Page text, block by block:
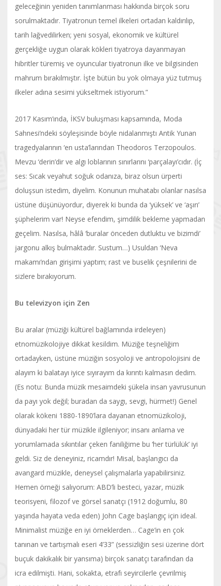
geleceğinin yeniden tanımlanması hakkında birçok soru
sorulmaktadır. Tiyatronun temel ilkeleri ortadan kaldırılıp,
tarih lağvedilirken; yeni sosyal, ekonomik ve kültürel
gerçekliğe uygun olarak kökleri tiyatroya dayanmayan
hibritler türemiş ve oyuncular tiyatronun ilke ve bilgisinden
mahrum bırakılmıştır. İşte bütün bu yok olmaya yüz tutmuş
ilkeler adına sesimi yükseltmek istiyorum.”
2017 Kasım’ında, İKSV buluşması kapsamında, Moda
Sahnesi’ndeki söyleşisinde böyle nidalanmıştı Antik Yunan
tragedyalarının ‘en usta’larından Theodoros Terzopoulos.
Mevzu ‘derin’dir ve algı loblarının sınırlarını ‘parçalayı’cıdır. (İç
ses: Sıcak veyahut soğuk odanıza, biraz olsun ürperti
doluşsun istedim, diyelim. Konunun muhatabı olanlar nasılsa
üstüne düşünüyordur, diyerek ki bunda da ‘yüksek’ ve ‘aşırı’
şüphelerim var! Neyse efendim, şimdilik bekleme yapmadan
geçelim. Nasılsa, hâlâ ‘buralar önceden dutluktu ve bizimdi’
jargonu alkış bulmaktadır. Sustum…) Usuldan ‘Neva
makamı’ndan girişimi yaptım; rast ve buselik çeşnilerini de
sizlere bırakıyorum.
Bu televizyon için Zen
Bu aralar (müziği kültürel bağlamında irdeleyen)
etnomüzikolojiye dikkat kesildim. Müziğe teşneliğim
ortadayken, üstüne müziğin sosyoloji ve antropolojisini de
alayım ki balatayı iyice sıyırayım da kırıntı kalmasın dedim.
(Es notu: Bunda müzik mesaimdeki şükela insan yavrusunun
da payı yok değil; buradan da saygı, sevgi, hürmet!) Genel
olarak kökeni 1880-1890’lara dayanan etnomüzikoloji,
dünyadaki her tür müzikle ilgileniyor; insanı anlama ve
yorumlamada sıkıntılar çeken faniliğime bu ‘her türlülük’ iyi
geldi. Siz de deneyiniz, ricamdır! Misal, başlangıcı da
avangard müzikle, deneysel çalışmalarla yapabilirsiniz.
Hemen örneği salıyorum: ABD’li besteci, yazar, müzik
teorisyeni, filozof ve görsel sanatçı (1912 doğumlu, 80
yaşında hayata veda eden) John Cage başlangıç için ideal.
Minimalist müziğe en iyi örneklerden… Cage’in en çok
tanınan ve tartışmalı eseri 4’33” (sessizliğin sesi üzerine dört
buçuk dakikalık bir yansıma) birçok sanatçı tarafından da
icra edilmişti. Hani, sokakta, etrafı seyircilerle çevrilmiş